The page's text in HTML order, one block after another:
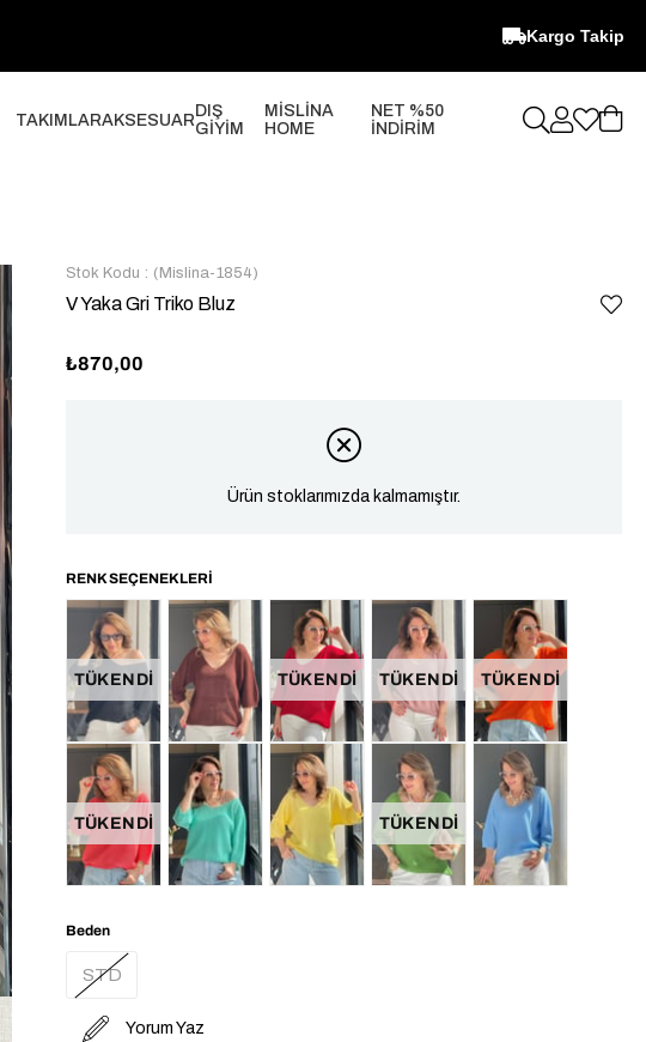
Kargo Takip
TAKIMLARAKSESUAR DIŞ
GİYİM
MİSLİNA
HOME
NET %50
İNDİRİM
Stok Kodu (Mislina-1854)
V Yaka Gri Triko Bluz
₺870,00
Ürün stoklarımızda kalmamıştır.
TÜKENDI TÜKENDI TÜKENDI TÜKENDI
TÜKENDI TÜKENDI
Beden
STD
Yorum Yaz